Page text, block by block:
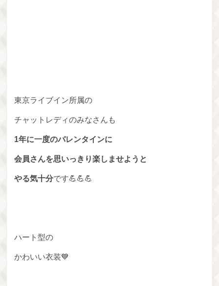
東京ライブイン所属の
チャットレディのみなさんも
1年に一度のバレンタインに
会員さんを思いっきり楽しませようと
やる気十分です💪💪💪
ハート型の
かわいい衣装💙